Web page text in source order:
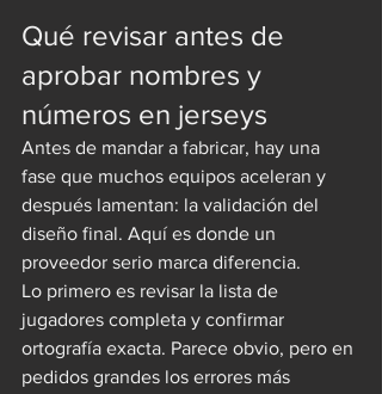
Qué revisar antes de
aprobar nombres y
números en jerseys
Antes de mandar a fabricar, hay una
fase que muchos equipos aceleran y
después lamentan: la validación del
diseño final. Aquí es donde un
proveedor serio marca diferencia.
Lo primero es revisar la lista de
jugadores completa y confirmar
ortografía exacta. Parece obvio, pero en
pedidos grandes los errores más